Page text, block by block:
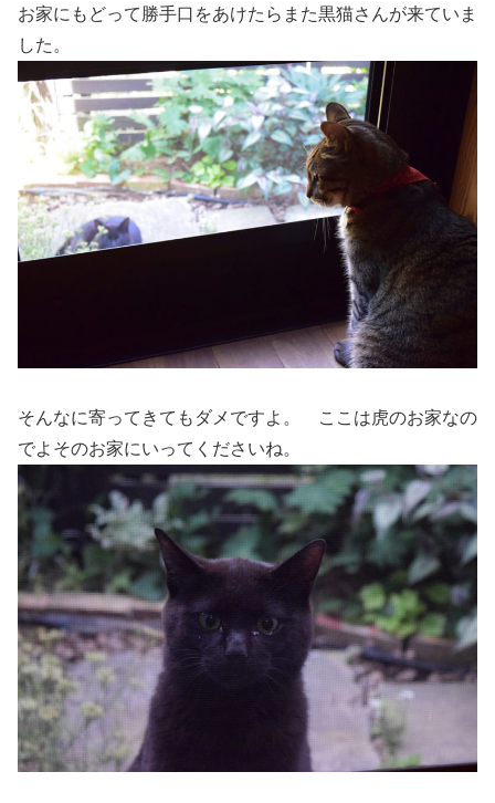
お家にもどって勝手口をあけたらまた黒猫さんが来ていま
した。
そんなに寄ってきてもダメですよ。 ここは虎のお家なの
でよそのお家にいってくださいね。